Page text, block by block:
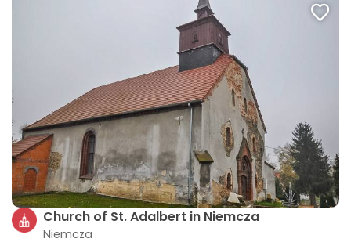
Church of St. Adalbert in Niemcza
Niemcza